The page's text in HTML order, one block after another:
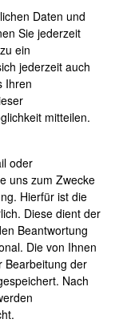
Daten und
Sie jederzeit
ein
jederzeit auch
Ihren
mitteilen.
oder
uns zum Zwecke
Hierfür ist die
Diese dient der
Beantwortung
Die von Ihnen
Bearbeitung der
Nach